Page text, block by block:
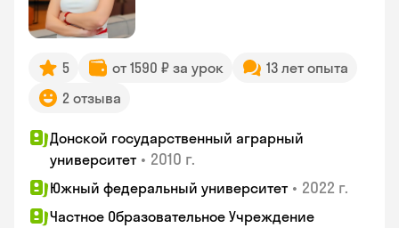
5 от 1590 ₽ за урок
13 лет опыта
2 отзыва
Донской государственный аграрный
университет • 2010 г.
Южный федеральный университет • 2022 г.
Частное Образовательное Учреждение